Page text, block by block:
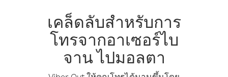
เคล็ดลับสำหรับการ
โทรจากอาเซอร์ไบ
จาน ไปมอลตา